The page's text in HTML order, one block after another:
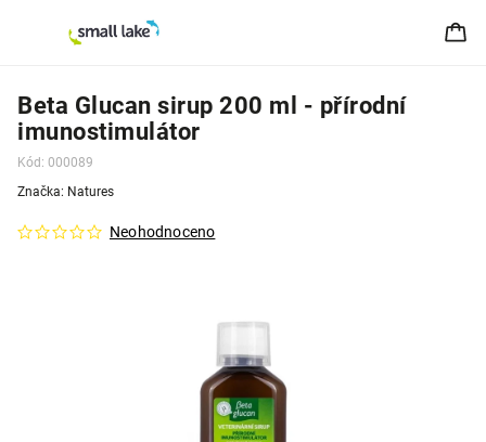
Beta Glucan sirup 200 ml - přírodní
imunostimulátor
Kód: 000089
Neohodnoceno
Značka: Natures